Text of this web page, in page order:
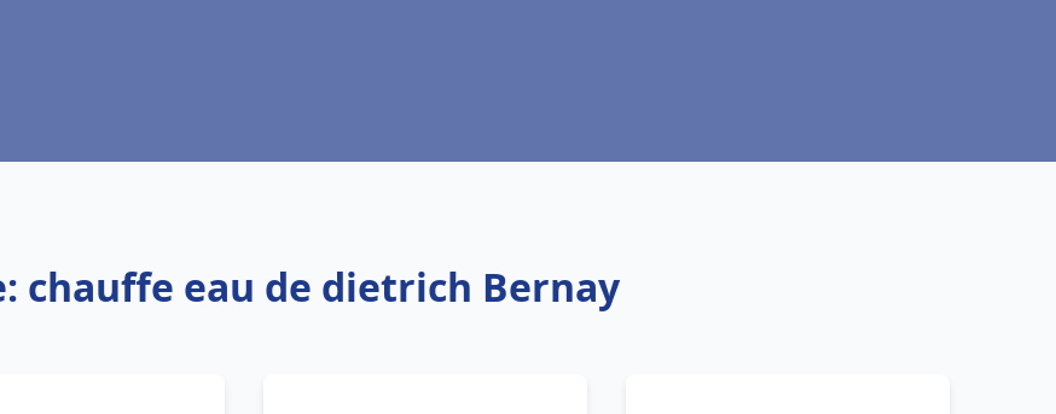
chauffe eau de dietrich Bernay